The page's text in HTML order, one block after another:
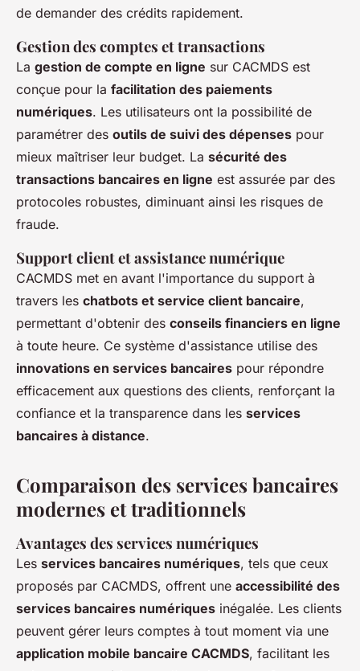
de demander des crédits rapidement.
Gestion des comptes et transactions
La gestion de compte en ligne sur CACMDS est
conçue pour la facilitation des paiements
numériques. Les utilisateurs ont la possibilité de
paramétrer des outils de suivi des dépenses pour
mieux maîtriser leur budget. La sécurité des
transactions bancaires en ligne est assurée par des
protocoles robustes, diminuant ainsi les risques de
fraude.
Support client et assistance numérique
CACMDS met en avant l'importance du support à
travers les chatbots et service client bancaire,
permettant d'obtenir des conseils financiers en ligne
à toute heure. Ce système d'assistance utilise des
innovations en services bancaires pour répondre
efficacement aux questions des clients, renforçant la
confiance et la transparence dans les services
bancaires à distance.
Comparaison des services bancaires
modernes et traditionnels
Avantages des services numériques
Les services bancaires numériques, tels que ceux
proposés par CACMDS, offrent une accessibilité des
services bancaires numériques inégalée. Les clients
peuvent gérer leurs comptes à tout moment via une
application mobile bancaire CACMDS, facilitant les